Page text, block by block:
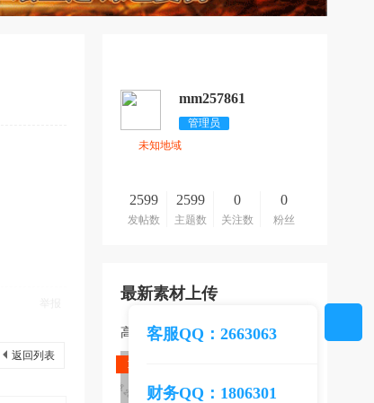
客服QQ：2663063
财务QQ：1806301
mm257861
管理员
未知地域
2599
发帖数
2599
主题数
0
关注数
0
粉丝
最新素材上传
高清剑甲套装合适多种版本可以用
1
返回列表